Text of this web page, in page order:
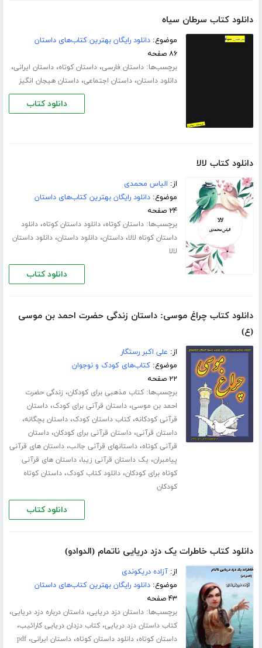
دانلود کتاب سرطان سیاه
موضوع:دانلود رایگان بهترین کتاب‌های داستان
۸۶ صفحه
برچسب‌ها:داستان فارسی،داستان کوتاه،داستان ایرانی،
دانلود داستان،داستان اجتماعی،داستان هیجان انگیز
دانلود کتاب
دانلود کتاب لالا
از: الیاس محمدی
موضوع:دانلود رایگان بهترین کتاب‌های داستان
۲۴ صفحه
برچسب‌ها:داستان کوتاه،دانلود داستان کوتاه،دانلود
داستان کوتاه لالا،داستان،دانلود داستان،دانلود داستان
لالا
دانلود کتاب
دانلود کتاب چراغ موسی: داستان زندگی حضرت احمد بن موسی
(ع)
از: علی اکبر رستگار
موضوع:کتاب‌های کودک و نوجوان
۲۲ صفحه
برچسب‌ها:کتاب مذهبی برای کودکان، زندگی حضرت
احمد بن موسی،داستان قرآنی برای کودک،داستان
قرآنی کودکانه،کتاب داستان کودک،داستان بچگانه،
داستان قرآنی،داستان قرآنی برای کودکان،داستان
قرآنی کوتاه،داستانهای قرآنی جالب،داستان های قرآنی
پیامبران، یک داستان قرآنی زیبا،داستان های قرآنی
کوتاه برای کودکان،دانلود کتاب کودک،داستان کوتاه
کودکان
دانلود کتاب
دانلود کتاب خاطرات یک دزد دریایی ناتمام (الدوادو)
از:آزاده دریکوندی
موضوع:دانلود رایگان بهترین کتاب‌های داستان
۴۳ صفحه
برچسب‌ها:داستان دزد دریایی،داستان درباره دزد دریایی،
کتاب داستان دزد دریایی،کتاب دزدان دریایی کارائیب،
داستان کوتاه،دانلود داستان کوتاه،داستان ایرانی،pdf